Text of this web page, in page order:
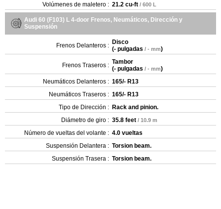
Volúmenes de maletero : 21.2 cu-ft / 600 L
Audi 60 (F103) L 4-door Frenos, Neumáticos, Dirección y
Suspensión
Frenos Delanteros : Disco
(- pulgadas / - mm)
Frenos Traseros : Tambor
(- pulgadas / - mm)
Neumáticos Delanteros : 165/- R13
Neumáticos Traseros : 165/- R13
Tipo de Dirección : Rack and pinion.
Diámetro de giro : 35.8 feet / 10.9 m
Número de vueltas del volante : 4.0 vueltas
Suspensión Delantera : Torsion beam.
Suspensión Trasera : Torsion beam.